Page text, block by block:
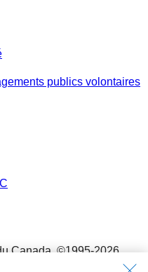
publics volontaires
Canada,©1995-2026